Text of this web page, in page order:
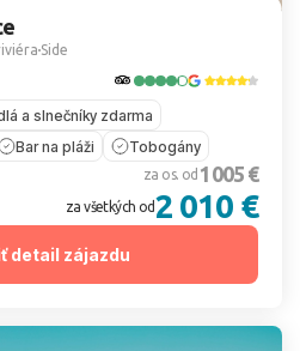
Side
a slnečníky zdarma
Bar na pláži Tobogány
za os. od 1 005 €
za všetkých od2 010 €
detail zájazdu